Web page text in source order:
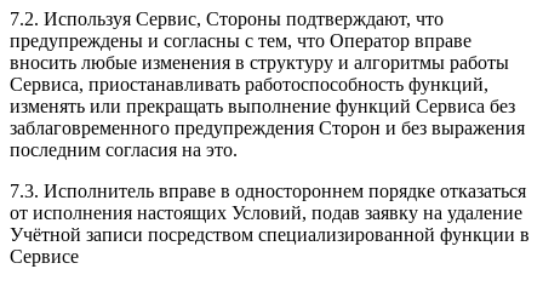
7.2. Используя Сервис, Стороны подтверждают, что
предупреждены и согласны с тем, что Оператор вправе
вносить любые изменения в структуру и алгоритмы работы
Сервиса, приостанавливать работоспособность функций,
изменять или прекращать выполнение функций Сервиса без
заблаговременного предупреждения Сторон и без выражения
последним согласия на это.
7.3. Исполнитель вправе в одностороннем порядке отказаться
от исполнения настоящих Условий, подав заявку на удаление
Учётной записи посредством специализированной функции в
Сервисе